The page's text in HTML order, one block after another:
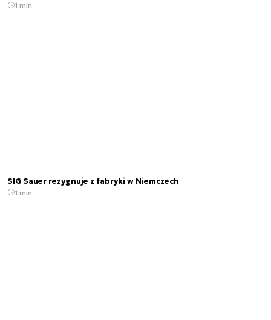
1 min.
SIG Sauer rezygnuje z fabryki w Niemczech
1 min.